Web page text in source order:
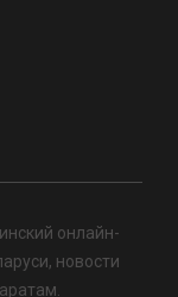
онлайн-
новости